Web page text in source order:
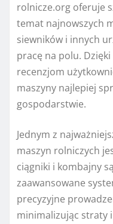
rolnicze.org oferuje
temat najnowszych
siewników i innych
pracę na polu.
recenzjom
maszyny najlepiej
gospodarstwie.
Jednym z
maszyn rolniczych
ciągniki i kombajny
zaawansowane
precyzyjne
minimalizując straty